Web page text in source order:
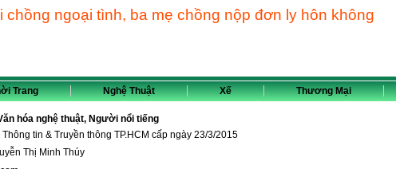
ngoại tình, ba mẹ chồng nộp đơn ly hôn không
Trang Nghệ Thuật Xế Thương Mại
hóa nghệ thuật, Người nổi tiếng
tin & Truyền thông TP.HCM cấp ngày 23/3/2015
Thị Minh Thúy